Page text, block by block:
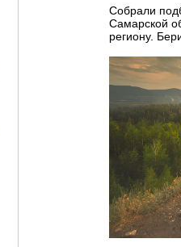
Собрали
Самарской
региону.